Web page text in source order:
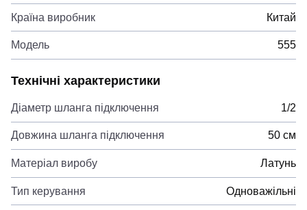
Країна виробник Китай
Модель 555
Технічні характеристики
Діаметр шланга підключення 1/2
Довжина шланга підключення 50 см
Матеріал виробу Латунь
Тип керування Одноважільні